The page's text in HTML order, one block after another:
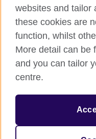
British Council globalnie
Prywatność i warunki
Mapa strony
© 2026 British Council
British Council jest
websites and tailor
these cookies are
function, whilst
More detail can be
and you can tailor
centre.